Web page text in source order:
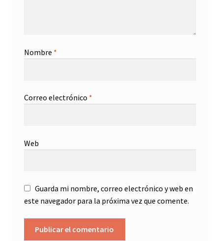
Nombre *
Correo electrónico *
Web
Guarda mi nombre, correo electrónico y web en
este navegador para la próxima vez que comente.